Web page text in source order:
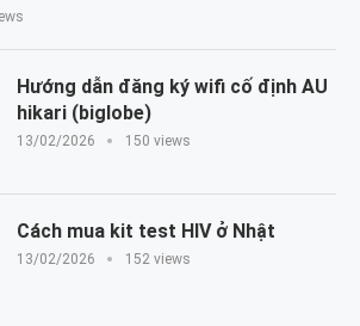
Hướng dẫn đăng ký wifi cố định AU
hikari (biglobe)
13/02/2026 150 views
Cách mua kit test HIV ở Nhật
13/02/2026 152 views